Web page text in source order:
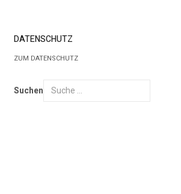
DATENSCHUTZ
ZUM DATENSCHUTZ
Suchen